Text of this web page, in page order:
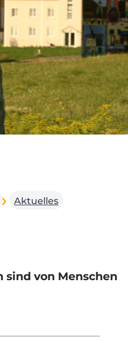
Aktuelles
sind von Menschen